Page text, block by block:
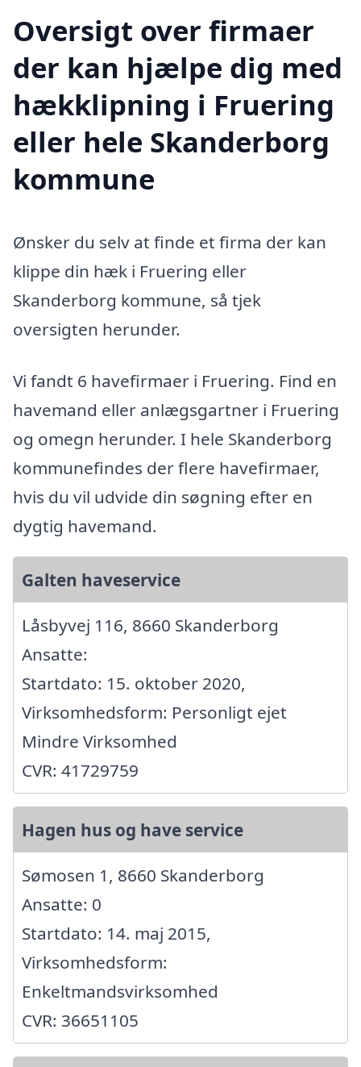
Oversigt over firmaer
der kan hjælpe dig med
hækklipning i Fruering
eller hele Skanderborg
kommune
Ønsker du selv at finde et firma der kan
klippe din hæk i Fruering eller
Skanderborg kommune, så tjek
oversigten herunder.
Vi fandt 6 havefirmaer i Fruering. Find en
havemand eller anlægsgartner i Fruering
og omegn herunder. I hele Skanderborg
kommunefindes der flere havefirmaer,
hvis du vil udvide din søgning efter en
dygtig havemand.
Galten haveservice
Låsbyvej 116, 8660 Skanderborg
Ansatte:
Startdato: 15. oktober 2020,
Virksomhedsform: Personligt ejet
Mindre Virksomhed
CVR: 41729759
Hagen hus og have service
Sømosen 1, 8660 Skanderborg
Ansatte: 0
Startdato: 14. maj 2015,
Virksomhedsform:
Enkeltmandsvirksomhed
CVR: 36651105